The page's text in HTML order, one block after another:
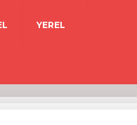
YEREL